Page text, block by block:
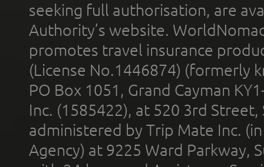
seeking full authorisation, are
Authority’s website.
promotes travel insurance
(License No.1446874) (formerly
PO Box 1051, Grand Cayman
Inc. (1585422), at 520 3rd
administered by Trip Mate Inc.
Agency) at 9225 Ward Parkway,